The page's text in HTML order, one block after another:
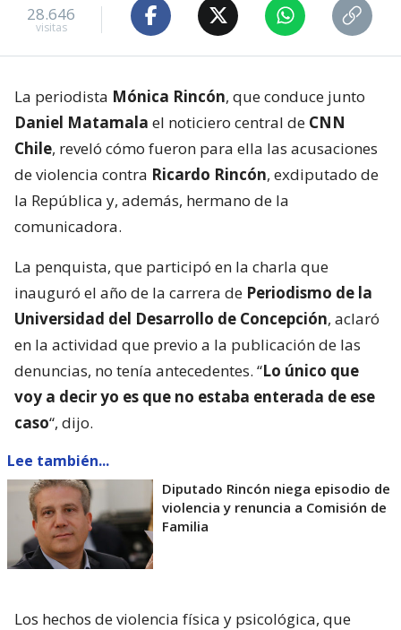
28.646
visitas
La periodista Mónica Rincón, que conduce junto
Daniel Matamala el noticiero central de CNN
Chile, reveló cómo fueron para ella las acusaciones
de violencia contra Ricardo Rincón, exdiputado de
la República y, además, hermano de la
comunicadora.
La penquista, que participó en la charla que
inauguró el año de la carrera de Periodismo de la
Universidad del Desarrollo de Concepción, aclaró
en la actividad que previo a la publicación de las
denuncias, no tenía antecedentes. “Lo único que
voy a decir yo es que no estaba enterada de ese
caso“, dijo.
Lee también...
Diputado Rincón niega episodio de
violencia y renuncia a Comisión de
Familia
Los hechos de violencia física y psicológica, que